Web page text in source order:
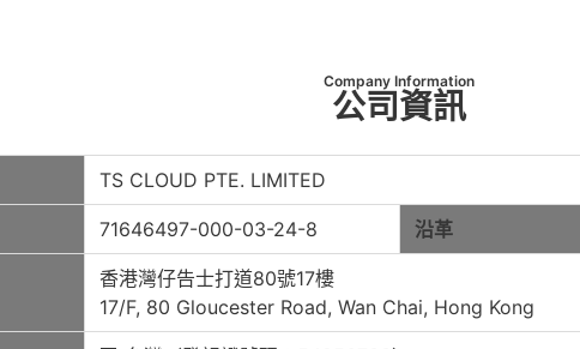
Company Information
公司資訊
TS CLOUD PTE. LIMITED
71646497-000-03-24-8 沿革
香港灣仔告士打道80號17樓
17/F, 80 Gloucester Road, Wan Chai, Hong Kong